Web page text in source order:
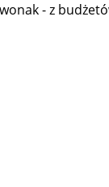
- z